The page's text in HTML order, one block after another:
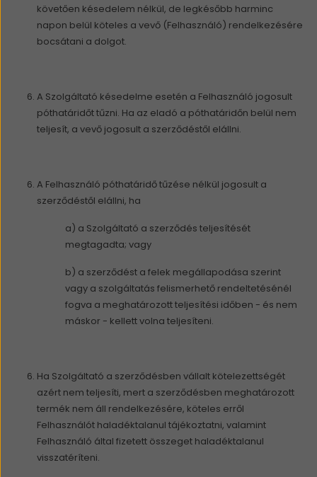
követően késedelem nélkül, de legkésőbb harminc
napon belül köteles a vevő (Felhasználó) rendelkezésére
bocsátani a dolgot.
A Szolgáltató késedelme esetén a Felhasználó jogosult
póthatáridőt tűzni. Ha az eladó a póthatáridőn belül nem
teljesít, a vevő jogosult a szerződéstől elállni.
A Felhasználó póthatáridő tűzése nélkül jogosult a
szerződéstől elállni, ha
a) a Szolgáltató a szerződés teljesítését
megtagadta; vagy
b) a szerződést a felek megállapodása szerint
vagy a szolgáltatás felismerhető rendeltetésénél
fogva a meghatározott teljesítési időben - és nem
máskor - kellett volna teljesíteni.
Ha Szolgáltató a szerződésben vállalt kötelezettségét
azért nem teljesíti, mert a szerződésben meghatározott
termék nem áll rendelkezésére, köteles erről
Felhasználót haladéktalanul tájékoztatni, valamint
Felhasználó által fizetett összeget haladéktalanul
visszatéríteni.